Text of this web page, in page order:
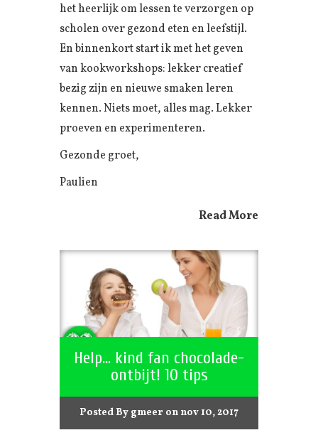
het heerlijk om lessen te verzorgen op
scholen over gezond eten en leefstijl.
En binnenkort start ik met het geven
van kookworkshops: lekker creatief
bezig zijn en nieuwe smaken leren
kennen. Niets moet, alles mag. Lekker
proeven en experimenteren.
Gezonde groet,
Paulien
Read More
Help… kind fan chocolade-
ontbijt! 10 tips
Posted By gmeer on nov 10, 2017